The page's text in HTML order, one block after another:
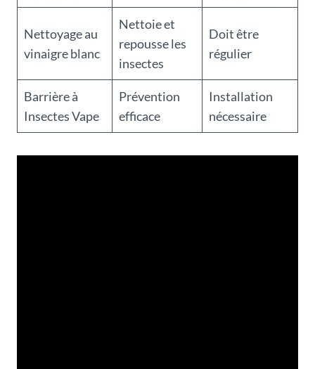
Nettoyage au
vinaigre blanc
Nettoie et
repousse les
insectes
Doit être
régulier
Barrière à
Insectes Vape
Prévention
efficace
Installation
nécessaire